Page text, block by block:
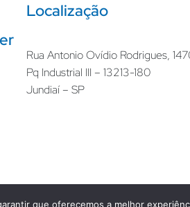
Localização
Rua Antonio Ovídio Rodrigues,
Pq Industrial III – 13213-180
Jundiaí – SP
que oferecemos a melhor